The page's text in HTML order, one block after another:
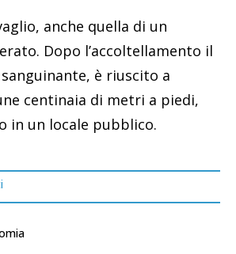
anche quella di un
Dopo l’accoltellamento il
è riuscito a
centinaia di metri a piedi,
in un locale pubblico.